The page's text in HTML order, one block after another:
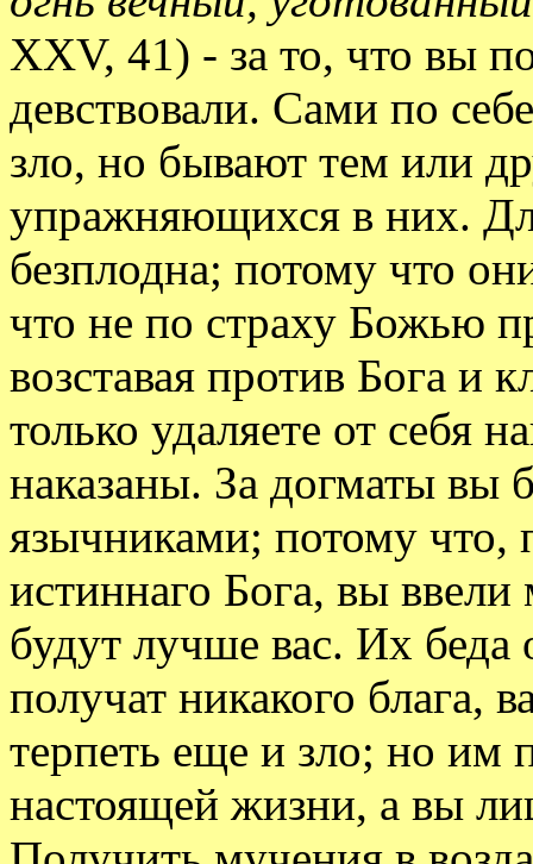
XXV, 41) - за то, что вы
девствовали. Сами по
зло, но бывают тем или
упражняющихся в них.
безплодна; потому что
что не по страху Божью
возставая против Бога и
только удаляете от себя
наказаны. За догматы вы
язычниками; потому что,
истиннаго Бога, вы
будут лучше вас. Их беда
получат никакого блага,
терпеть еще и зло; но им
настоящей жизни, а вы